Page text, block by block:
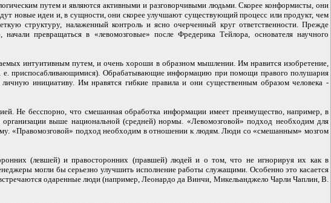
путем и являются активными и разговорчивыми людьми. Скорее конформисты, они
новые идеи и, в сущности, они скорее улучшают существующий процесс или продукт, чем
структуру, налаженный контроль и ясно очерченный круг ответственности. Прежде
превращаться в «левомозговые» после Фредерика Тейлора, основателя научного
интуитивным путем, и очень хороши в образном мышлении. Им нравится изобретение,
приспосабливающимися). Обрабатывающие информацию при помощи правого полушария
инициативу. Им нравятся гибкие правила и они существенным образом человека -
Не бесспорно, что смешанная обработка информации имеет преимущество, например, в
выше национальной (средней) нормы. «Левомозговой» подход необходим для
«Правомозговой» подход необходим в отношении к людям. Люди со «смешанным» мозгом
(левшей) и правосторонних (правшей) людей и о том, что не игнорируя их как в
могли бы серьезно улучшить исполнение работы служащими. Особенно это касается
одаренные люди (например, Леонардо да Винчи, Микельанджело Чарли Чаплин, В.